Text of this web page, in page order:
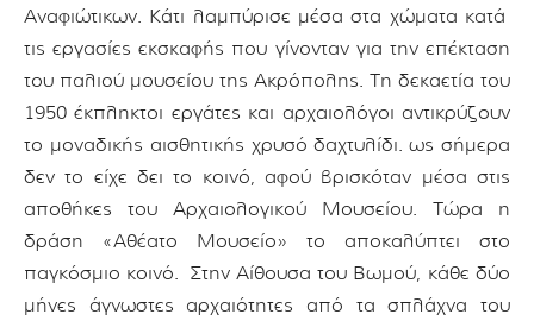
Αναφιώτικων. Κάτι λαμπύρισε μέσα στα χώματα κατά
τις εργασίες εκσκαφής που γίνονταν για την επέκταση
του παλιού μουσείου της Ακρόπολης. Τη δεκαετία του
1950 έκπληκτοι εργάτες και αρχαιολόγοι αντικρύζουν
το μοναδικής αισθητικής χρυσό δαχτυλίδι. ως σήμερα
δεν το είχε δει το κοινό, αφού βρισκόταν μέσα στις
αποθήκες του Αρχαιολογικού Μουσείου. Τώρα η
δράση «Αθέατο Μουσείο» το αποκαλύπτει στο
παγκόσμιο κοινό. Στην Αίθουσα του Βωμού, κάθε δύο
μήνες άγνωστες αρχαιότητες από τα σπλάχνα του